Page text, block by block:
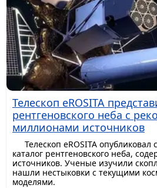
Телескоп eROSITA
рентгеновского неба с
миллионами источников
Телескоп eROSITA
каталог рентгеновского неба,
источников. Ученые изучили
нашли нестыковки с текущими
моделями.